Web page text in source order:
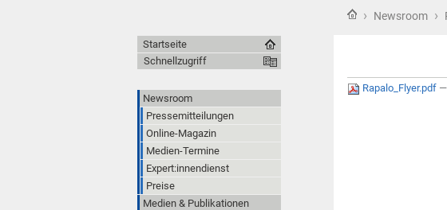
Startseite
› Newsroom ›
Rapalo_Flyer.pdf
Startseite
Schnellzugriff
Newsroom
Pressemitteilungen
Online-Magazin
Medien-Termine
Expert:innendienst
Preise
Medien & Publikationen